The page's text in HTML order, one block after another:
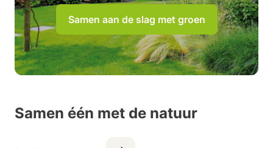
Over ons
Werken bij
Samen aan de slag met groen
Samen één met de natuur